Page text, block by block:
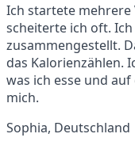
Ich startete mehrere
scheiterte ich oft.
zusammengestellt.
das Kalorienzählen.
was ich esse und
mich.
Sophia, Deutschland